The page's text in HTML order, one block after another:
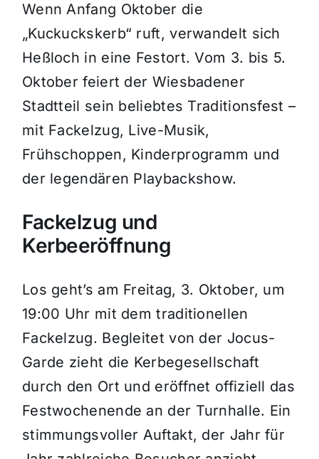
Wenn Anfang Oktober die
„Kuckuckskerb“ ruft, verwandelt sich
Heßloch in eine Festort. Vom 3. bis 5.
Oktober feiert der Wiesbadener
Stadtteil sein beliebtes Traditionsfest –
mit Fackelzug, Live-Musik,
Frühschoppen, Kinderprogramm und
der legendären Playbackshow.
Fackelzug und
Kerbeeröffnung
Los geht’s am Freitag, 3. Oktober, um
19:00 Uhr mit dem traditionellen
Fackelzug. Begleitet von der Jocus-
Garde zieht die Kerbegesellschaft
durch den Ort und eröffnet offiziell das
Festwochenende an der Turnhalle. Ein
stimmungsvoller Auftakt, der Jahr für